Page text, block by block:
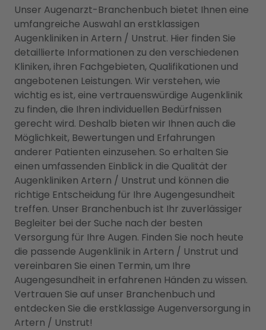
Unser Augenarzt-Branchenbuch bietet Ihnen eine
umfangreiche Auswahl an erstklassigen
Augenkliniken in Artern / Unstrut. Hier finden Sie
detaillierte Informationen zu den verschiedenen
Kliniken, ihren Fachgebieten, Qualifikationen und
angebotenen Leistungen. Wir verstehen, wie
wichtig es ist, eine vertrauenswürdige Augenklinik
zu finden, die Ihren individuellen Bedürfnissen
gerecht wird. Deshalb bieten wir Ihnen auch die
Möglichkeit, Bewertungen und Erfahrungen
anderer Patienten einzusehen. So erhalten Sie
einen umfassenden Einblick in die Qualität der
Augenkliniken Artern / Unstrut und können die
richtige Entscheidung für Ihre Augengesundheit
treffen. Unser Branchenbuch ist Ihr zuverlässiger
Begleiter bei der Suche nach der besten
Versorgung für Ihre Augen. Finden Sie noch heute
die passende Augenklinik in Artern / Unstrut und
vereinbaren Sie einen Termin, um Ihre
Augengesundheit in erfahrenen Händen zu wissen.
Vertrauen Sie auf unser Branchenbuch und
entdecken Sie die erstklassige Augenversorgung in
Artern / Unstrut!